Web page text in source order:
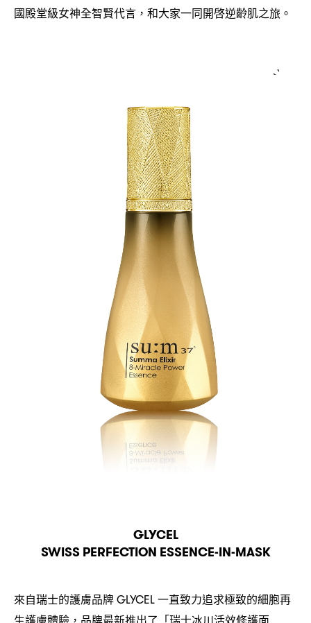
國殿堂級女神全智賢代言 ， 和大家一同開啓逆齡肌之旅。
GLYCEL
SWISS PERFECTION ESSENCE-IN-MASK
來自瑞士的護膚品牌GLYCEL一直致力追求極致的細胞再